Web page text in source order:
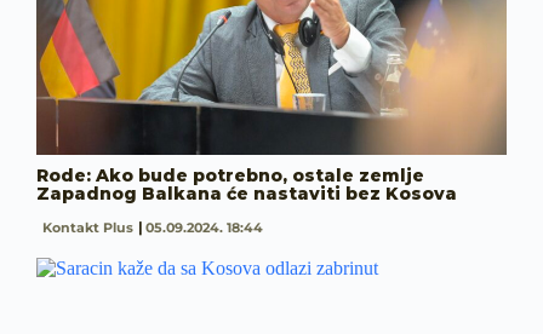
Rode: Ako bude potrebno, ostale zemlje
Zapadnog Balkana će nastaviti bez Kosova
Kontakt Plus 05.09.2024. 18:44